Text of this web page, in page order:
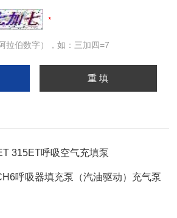
拉伯数字），如：三加四=7
315ET呼吸空气充填泵
呼吸器填充泵（汽油驱动）充气泵